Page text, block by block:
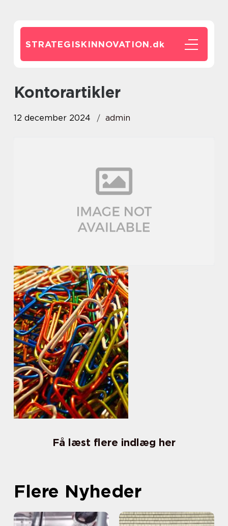
STRATEGISKINNOVATION.dk
kontorartikler
12 december 2024 admin
Få læst flere indlæg her
Flere Nyheder